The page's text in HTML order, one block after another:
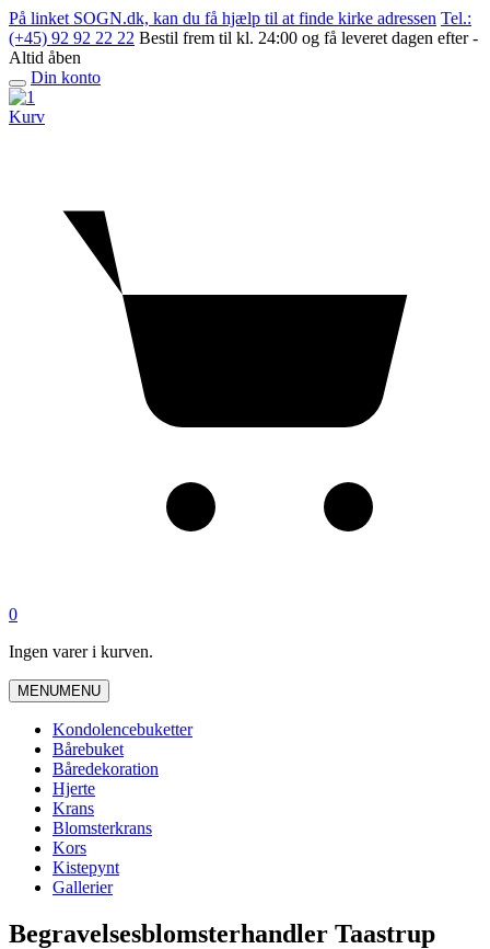
Skip
to
content
På linket SOGN.dk, kan du få hjælp til at finde kirke adressen Tel.:
(+45) 92 92 22 22 Bestil frem til kl. 24:00 og få leveret dagen efter -
Altid åben
Open
menu
Din konto
Kurv
0
Ingen varer i kurven.
MENUMENU
Kondolencebuketter
Bårebuket
Båredekoration
Hjerte
Krans
Blomsterkrans
Kors
Kistepynt
Gallerier
Begravelsesblomsterhandler Taastrup